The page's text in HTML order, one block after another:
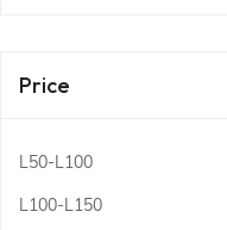
Price
L50-L100
L100-L150